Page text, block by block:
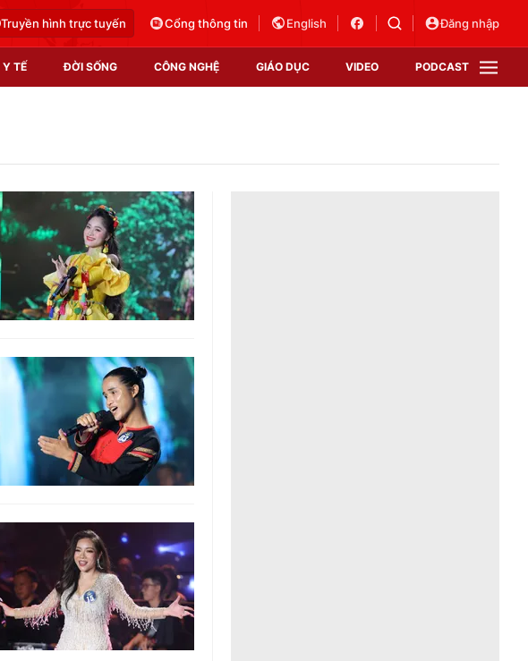
Truyền hình trực tuyến Cổng thông tin English Đăng nhập
Y TẾ ĐỜI SỐNG CÔNG NGHỆ GIÁO DỤC VIDEO PODCAST
Shorts video
Podcast
EMagazine
Photo
Infographic
Góc ảnh
Công nghệ
Hitech Công nghệ tương lai
Sản phẩm
Thị trường
Tư vấn
VTV Sức khoẻ